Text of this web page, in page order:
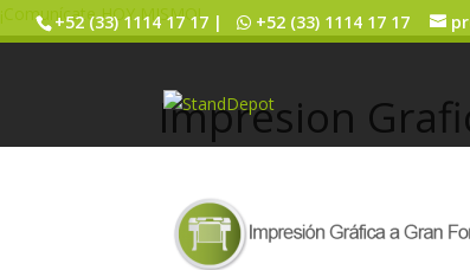
¡Comunícate HOY MISMO!
+52 (33) 1114 17 17 | +52 (33) 1114 17 17
Impresion